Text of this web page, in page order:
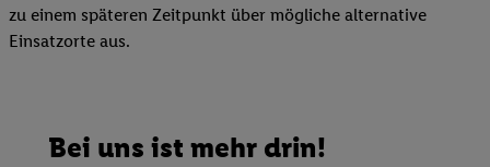
zu einem späteren Zeitpunkt über mögliche alternative
Einsatzorte aus.
Bei uns ist mehr drin!